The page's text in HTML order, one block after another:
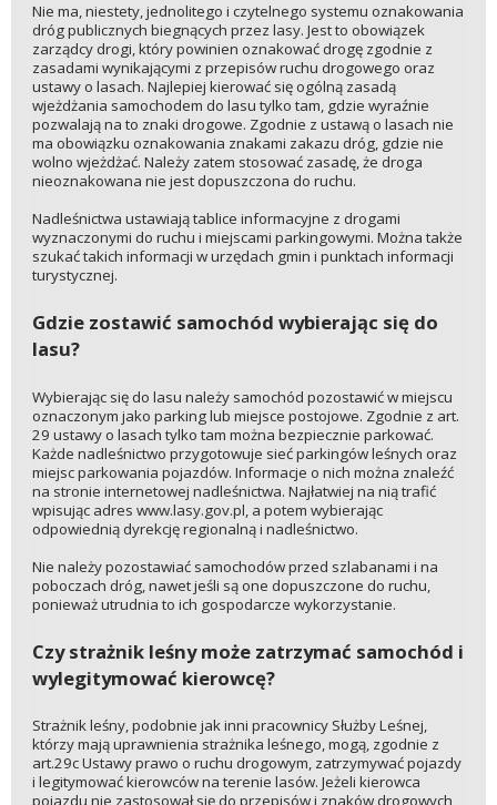
Nie ma, niestety, jednolitego i czytelnego systemu oznakowania
dróg publicznych biegnących przez lasy. Jest to obowiązek
zarządcy drogi, który powinien oznakować drogę zgodnie z
zasadami wynikającymi z przepisów ruchu drogowego oraz
ustawy o lasach. Najlepiej kierować się ogólną zasadą
wjeżdżania samochodem do lasu tylko tam, gdzie wyraźnie
pozwalają na to znaki drogowe. Zgodnie z ustawą o lasach nie
ma obowiązku oznakowania znakami zakazu dróg, gdzie nie
wolno wjeżdżać. Należy zatem stosować zasadę, że droga
nieoznakowana nie jest dopuszczona do ruchu.
Nadleśnictwa ustawiają tablice informacyjne z drogami
wyznaczonymi do ruchu i miejscami parkingowymi. Można także
szukać takich informacji w urzędach gmin i punktach informacji
turystycznej.
Gdzie zostawić samochód wybierając się do
lasu?
Wybierając się do lasu należy samochód pozostawić w miejscu
oznaczonym jako parking lub miejsce postojowe. Zgodnie z art.
29 ustawy o lasach tylko tam można bezpiecznie parkować.
Każde nadleśnictwo przygotowuje sieć parkingów leśnych oraz
miejsc parkowania pojazdów. Informacje o nich można znaleźć
na stronie internetowej nadleśnictwa. Najłatwiej na nią trafić
wpisując adres www.lasy.gov.pl, a potem wybierając
odpowiednią dyrekcję regionalną i nadleśnictwo.
Nie należy pozostawiać samochodów przed szlabanami i na
poboczach dróg, nawet jeśli są one dopuszczone do ruchu,
ponieważ utrudnia to ich gospodarcze wykorzystanie.
Czy strażnik leśny może zatrzymać samochód i
wylegitymować kierowcę?
Strażnik leśny, podobnie jak inni pracownicy Służby Leśnej,
którzy mają uprawnienia strażnika leśnego, mogą, zgodnie z
art.29c Ustawy prawo o ruchu drogowym, zatrzymywać pojazdy
i legitymować kierowców na terenie lasów. Jeżeli kierowca
pojazdu nie zastosował się do przepisów i znaków drogowych